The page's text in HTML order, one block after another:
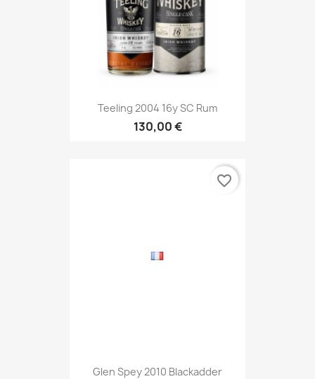
Teeling 2004 16y SC Rum
130,00 €
Glen Spey 2010 Blackadder
favorite_border